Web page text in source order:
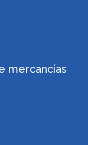
mercancías